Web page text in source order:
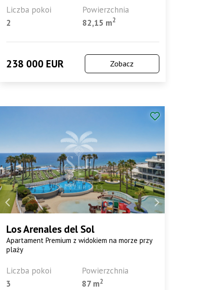
Liczba pokoi
2
Powierzchnia
82,15 m2
238 000 EUR Zobacz
Los Arenales del Sol
Apartament Premium z widokiem na morze przy
plaży
Liczba pokoi
3
Powierzchnia
87 m2